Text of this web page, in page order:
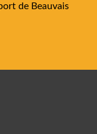
de Beauvais